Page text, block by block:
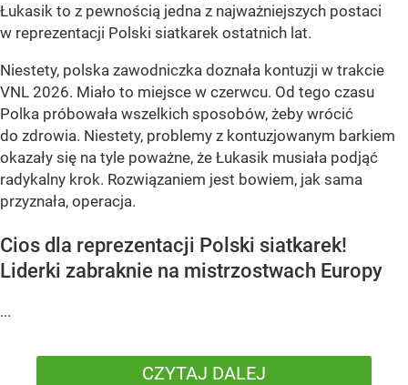
Łukasik to z pewnością jedna z najważniejszych postaci
w reprezentacji Polski siatkarek ostatnich lat.
Niestety, polska zawodniczka doznała kontuzji w trakcie
VNL 2026. Miało to miejsce w czerwcu. Od tego czasu
Polka próbowała wszelkich sposobów, żeby wrócić
do zdrowia. Niestety, problemy z kontuzjowanym barkiem
okazały się na tyle poważne, że Łukasik musiała podjąć
radykalny krok. Rozwiązaniem jest bowiem, jak sama
przyznała, operacja.
Cios dla reprezentacji Polski siatkarek!
Liderki zabraknie na mistrzostwach Europy
...
CZYTAJ DALEJ